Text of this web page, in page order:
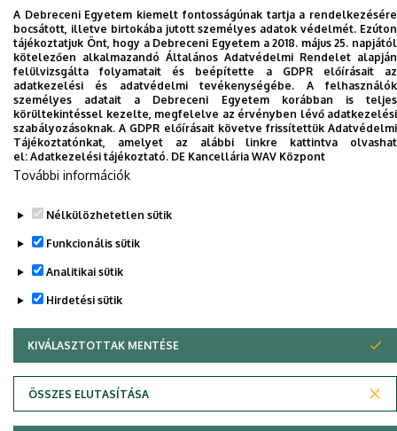
Klinikák
Dolgozói adatmódosítás igénylése a DE
telefonkönyvében|Külső személyek rögzítése a
DE telefonkönyvében|Súgó|Hibabejelentés
Szerzői jog © 2026 Unideb
A Debreceni Egyetem kiemelt fontosságúnak tartja a rendelkezésére
bocsátott, illetve birtokába jutott személyes adatok védelmét. Ezúton
tájékoztatjuk Önt, hogy a Debreceni Egyetem a 2018. május 25. napjától
kötelezően alkalmazandó Általános Adatvédelmi Rendelet alapján
felülvizsgálta folyamatait és beépítette a GDPR előírásait az
adatkezelési és adatvédelmi tevékenységébe. A felhasználók
személyes adatait a Debreceni Egyetem korábban is teljes
körültekintéssel kezelte, megfelelve az érvényben lévő adatkezelési
szabályozásoknak. A GDPR előírásait követve frissítettük Adatvédelmi
Tájékoztatónkat, amelyet az alábbi linkre kattintva olvashat
el: Adatkezelési tájékoztató. DE Kancellária WAV Központ
További információk
Nélkülözhetetlen sütik
Funkcionális sütik
Analitikai sütik
Hirdetési sütik
KIVÁLASZTOTTAK MENTÉSE
ÖSSZES ELUTASÍTÁSA
WITHDRAW CONSENT